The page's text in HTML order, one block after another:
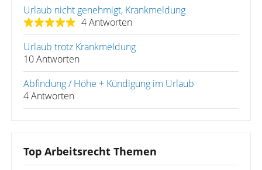
Urlaub nicht genehmigt, Krankmeldung
4 Antworten
Urlaub trotz Krankmeldung
10 Antworten
Abfindung / Höhe + Kündigung im Urlaub
4 Antworten
Top Arbeitsrecht Themen